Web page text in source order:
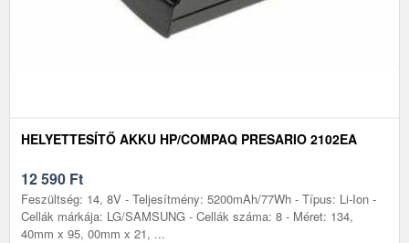
HELYETTESÍTŐ AKKU HP/COMPAQ PRESARIO 2102EA
12 590 Ft
Feszültség: 14, 8V - Teljesítmény: 5200mAh/77Wh - Típus: Li-Ion -
Cellák márkája: LG/SAMSUNG - Cellák száma: 8 - Méret: 134,
40mm x 95, 00mm x 21, ...